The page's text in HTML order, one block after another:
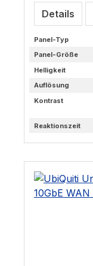
Details
Panel-Typ
Panel-Größe
Helligkeit
Auflösung
Kontrast
Reaktionszeit